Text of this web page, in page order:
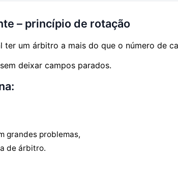
– princípio de rotação
ter um árbitro a mais do que o número de
deixar campos parados.
grandes problemas,
de árbitro.